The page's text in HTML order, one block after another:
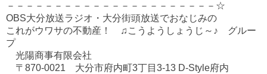
－－－－－－－－－－－－－－－－－－－－－－☆
OBS大分放送ラジオ・大分街頭放送でおなじみの
これがウワサの不動産！ ♫こうようしょうじ～♪ グルー
プ
光陽商事有限会社
〒870-0021 大分市府内町3丁目3-13 D-Style府内